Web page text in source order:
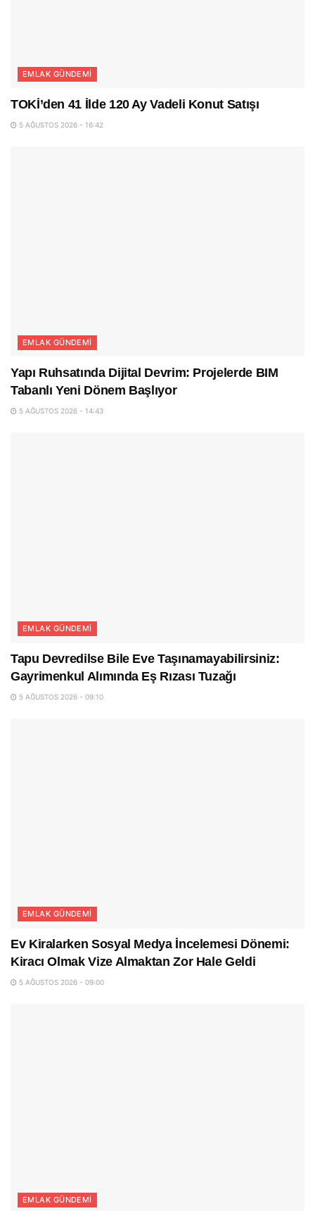
EMLAK GÜNDEMI
TOKİ’den 41 İlde 120 Ay Vadeli Konut Satışı
5 AĞUSTOS 2026 - 16:42
EMLAK GÜNDEMI
Yapı Ruhsatında Dijital Devrim: Projelerde BIM
Tabanlı Yeni Dönem Başlıyor
5 AĞUSTOS 2026 - 14:43
EMLAK GÜNDEMI
Tapu Devredilse Bile Eve Taşınamayabilirsiniz:
Gayrimenkul Alımında Eş Rızası Tuzağı
5 AĞUSTOS 2026 - 09:10
EMLAK GÜNDEMI
Ev Kiralarken Sosyal Medya İncelemesi Dönemi:
Kiracı Olmak Vize Almaktan Zor Hale Geldi
5 AĞUSTOS 2026 - 09:00
EMLAK GÜNDEMI